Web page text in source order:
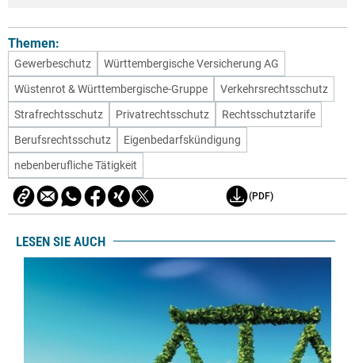
Themen:
Gewerbeschutz
Württembergische Versicherung AG
Wüstenrot & Württembergische-Gruppe
Verkehrsrechtsschutz
Strafrechtsschutz
Privatrechtsschutz
Rechtsschutztarife
Berufsrechtsschutz
Eigenbedarfskündigung
nebenberufliche Tätigkeit
(PDF)
LESEN SIE AUCH